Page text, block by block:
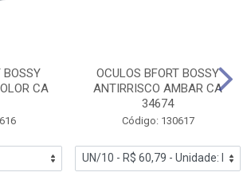
BOSSY
CA
OCULOS BFORT BOSSY
ANTIRRISCO AMBAR CA
34674
Código: 130617